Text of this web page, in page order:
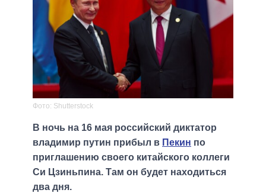
Фото: Shutterstock
В ночь на 16 мая российский диктатор
владимир путин прибыл в Пекин по
приглашению своего китайского коллеги
Си Цзиньпина. Там он будет находиться
два дня.